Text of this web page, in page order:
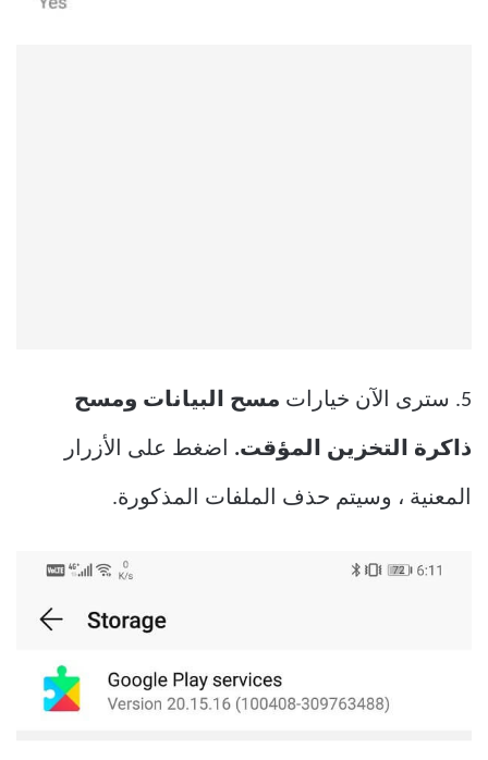
5. سترى الآن خيارات مسح البيانات ومسح
ذاكرة التخزين المؤقت. اضغط على الأزرار
المعنية ، وسيتم حذف الملفات المذكورة.